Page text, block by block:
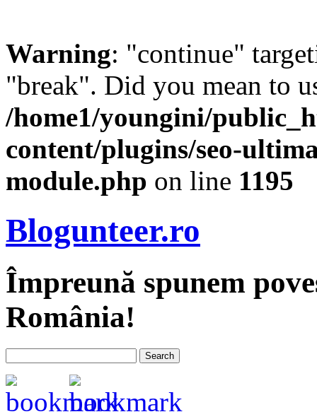
Warning: "continue"
"break". Did you mean to
/home1/youngini/
content/plugins/seo-
module.php on line 1195
Blogunteer.ro
Împreună spunem
România!